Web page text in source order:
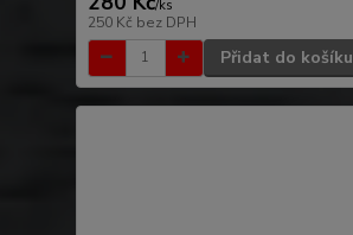
/ks
250 Kč bez DPH
Přidat do košíku